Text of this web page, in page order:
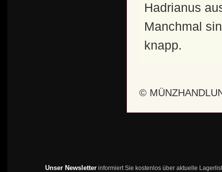
Hadrianus
Manchmal
knapp.
©
Unser Newsletterinformiert Sie kostenlos über aktuelle